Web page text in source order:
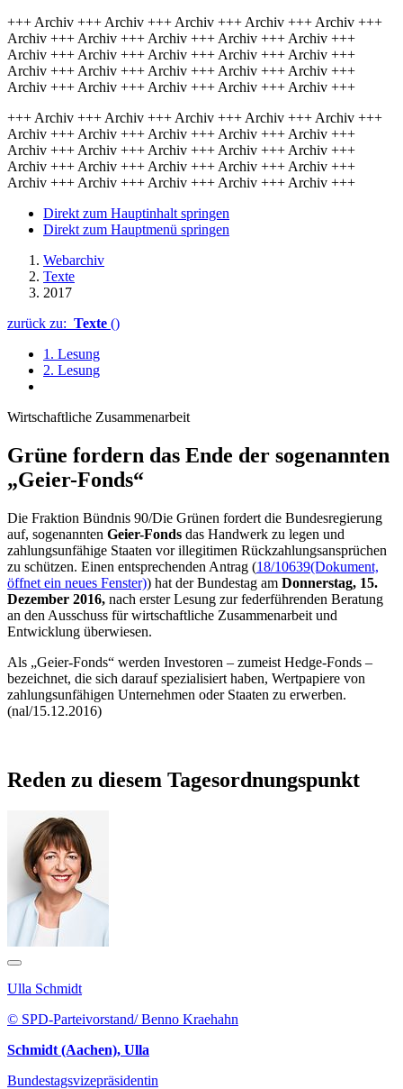
+++ Archiv +++ Archiv +++ Archiv +++ Archiv +++ Archiv +++
Archiv +++ Archiv +++ Archiv +++ Archiv +++ Archiv +++
Archiv +++ Archiv +++ Archiv +++ Archiv +++ Archiv +++
Archiv +++ Archiv +++ Archiv +++ Archiv +++ Archiv +++
Archiv +++ Archiv +++ Archiv +++ Archiv +++ Archiv +++
+++ Archiv +++ Archiv +++ Archiv +++ Archiv +++ Archiv +++
Archiv +++ Archiv +++ Archiv +++ Archiv +++ Archiv +++
Archiv +++ Archiv +++ Archiv +++ Archiv +++ Archiv +++
Archiv +++ Archiv +++ Archiv +++ Archiv +++ Archiv +++
Archiv +++ Archiv +++ Archiv +++ Archiv +++ Archiv +++
Direkt zum Hauptinhalt springen
Direkt zum Hauptmenü springen
Webarchiv
Texte
2017
zurück zu: Texte ()
1. Lesung
2. Lesung
Wirtschaftliche Zusammenarbeit
Grüne fordern das Ende der sogenannten
„Geier-Fonds“
Die Fraktion Bündnis 90/Die Grünen fordert die Bundesregierung
auf, sogenannten Geier-Fonds das Handwerk zu legen und
zahlungsunfähige Staaten vor illegitimen Rückzahlungsansprüchen
zu schützen. Einen entsprechenden Antrag (18/10639(Dokument,
öffnet ein neues Fenster)) hat der Bundestag am Donnerstag, 15.
Dezember 2016, nach erster Lesung zur federführenden Beratung
an den Ausschuss für wirtschaftliche Zusammenarbeit und
Entwicklung überwiesen.
Als „Geier-Fonds“ werden Investoren – zumeist Hedge-Fonds –
bezeichnet, die sich darauf spezialisiert haben, Wertpapiere von
zahlungsunfähigen Unternehmen oder Staaten zu erwerben.
(nal/15.12.2016)
Reden zu diesem Tagesordnungspunkt
Ulla Schmidt
© SPD-Parteivorstand/ Benno Kraehahn
Schmidt (Aachen), Ulla
Bundestagsvizepräsidentin